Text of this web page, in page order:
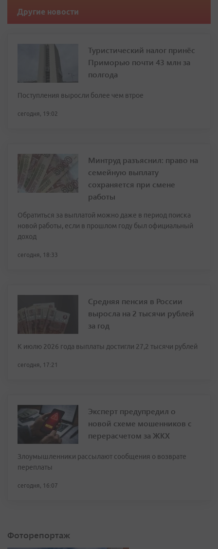
Другие новости
Туристический налог принёс
Приморью почти 43 млн за
полгода
Поступления выросли более чем втрое
сегодня, 19:02
Минтруд разъяснил: право на
семейную выплату
сохраняется при смене
работы
Обратиться за выплатой можно даже в период поиска
новой работы, если в прошлом году был официальный
доход
сегодня, 18:33
Средняя пенсия в России
выросла на 2 тысячи рублей
за год
К июлю 2026 года выплаты достигли 27,2 тысячи рублей
сегодня, 17:21
Эксперт предупредил о
новой схеме мошенников с
перерасчетом за ЖКХ
Злоумышленники рассылают сообщения о возврате
переплаты
сегодня, 16:07
Фоторепортаж